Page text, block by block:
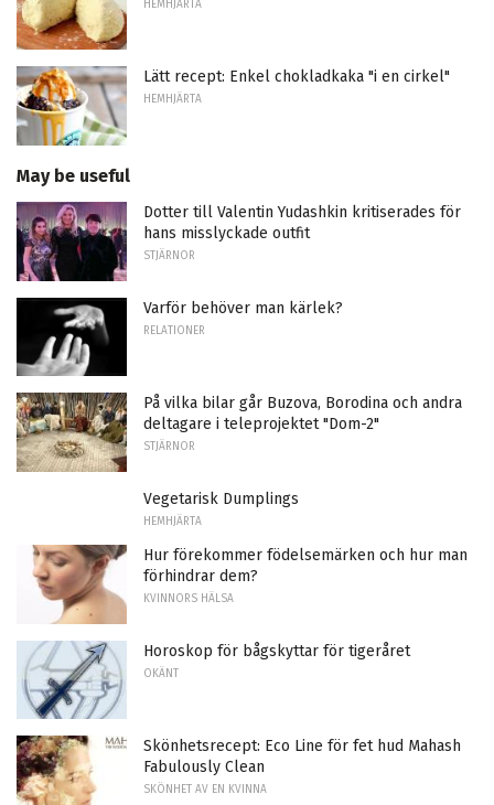
HEMHJÄRTA
Lätt recept: Enkel chokladkaka "i en cirkel"
HEMHJÄRTA
May be useful
Dotter till Valentin Yudashkin kritiserades för
hans misslyckade outfit
STJÄRNOR
Varför behöver man kärlek?
RELATIONER
På vilka bilar går Buzova, Borodina och andra
deltagare i teleprojektet "Dom-2"
STJÄRNOR
Vegetarisk Dumplings
HEMHJÄRTA
Hur förekommer födelsemärken och hur man
förhindrar dem?
KVINNORS HÄLSA
Horoskop för bågskyttar för tigeråret
OKÄNT
Skönhetsrecept: Eco Line för fet hud Mahash
Fabulously Clean
SKÖNHET AV EN KVINNA